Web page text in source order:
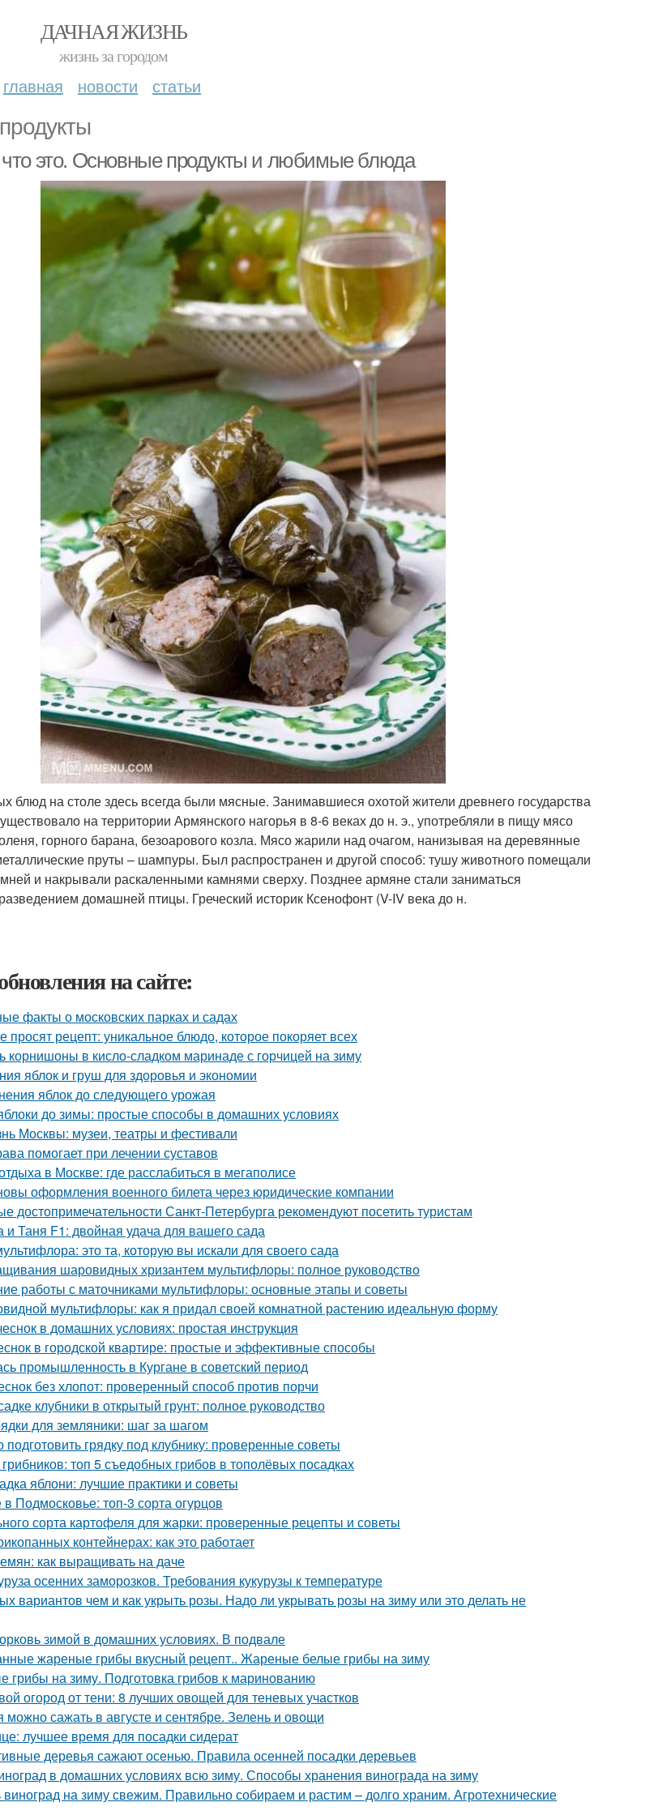
ДАЧНАЯ ЖИЗНЬ
жизнь за городом
главная новости статьи
это. Основные продукты и любимые блюда
блюд на столе здесь всегда были мясные. Занимавшиеся охотой жители древнего государства
на территории Армянского нагорья в 8-6 веках до н. э., употребляли в пищу мясо
горного барана, безоарового козла. Мясо жарили над очагом, нанизывая на деревянные
пруты – шампуры. Был распространен и другой способ: тушу животного помещали
и накрывали раскаленными камнями сверху. Позднее армяне стали заниматься
домашней птицы. Греческий историк Ксенофонт (V-IV века до н.
на сайте:
факты о московских парках и садах
просят рецепт: уникальное блюдо, которое покоряет всех
корнишоны в кисло-сладком маринаде с горчицей на зиму
яблок и груш для здоровья и экономии
яблок до следующего урожая
до зимы: простые способы в домашних условиях
Москвы: музеи, театры и фестивали
помогает при лечении суставов
в Москве: где расслабиться в мегаполисе
оформления военного билета через юридические компании
достопримечательности Санкт-Петербурга рекомендуют посетить туристам
и Таня F1: двойная удача для вашего сада
это та, которую вы искали для своего сада
шаровидных хризантем мультифлоры: полное руководство
работы с маточниками мультифлоры: основные этапы и советы
мультифлоры: как я придал своей комнатной растению идеальную форму
в домашних условиях: простая инструкция
в городской квартире: простые и эффективные способы
промышленность в Кургане в советский период
без хлопот: проверенный способ против порчи
клубники в открытый грунт: полное руководство
для земляники: шаг за шагом
подготовить грядку под клубнику: проверенные советы
топ 5 съедобных грибов в тополёвых посадках
яблони: лучшие практики и советы
Подмосковье: топ-3 сорта огурцов
сорта картофеля для жарки: проверенные рецепты и советы
контейнерах: как это работает
как выращивать на даче
осенних заморозков. Требования кукурузы к температуре
вариантов чем и как укрыть розы. Надо ли укрывать розы на зиму или это делать не
зимой в домашних условиях. В подвале
жареные грибы вкусный рецепт.. Жареные белые грибы на зиму
грибы на зиму. Подготовка грибов к маринованию
огород от тени: 8 лучших овощей для теневых участков
можно сажать в августе и сентябре. Зелень и овощи
лучшее время для посадки сидерат
деревья сажают осенью. Правила осенней посадки деревьев
в домашних условиях всю зиму. Способы хранения винограда на зиму
виноград на зиму свежим. Правильно собираем и растим – долго храним. Агротехнические